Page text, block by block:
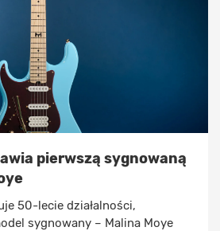
pierwszą sygnowaną
50-lecie działalności,
sygnowany – Malina Moye